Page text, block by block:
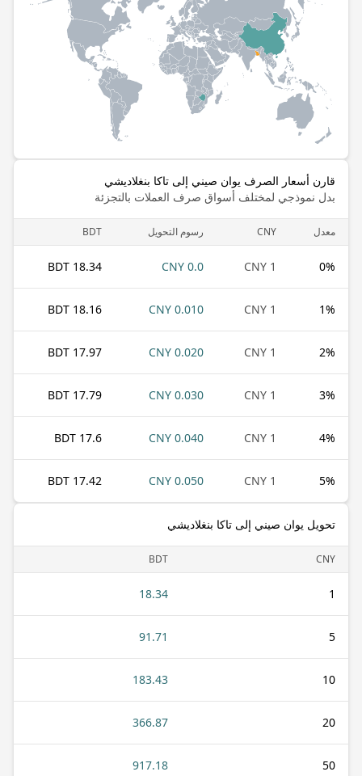
قارن أسعار الصرف يوان صيني إلى تاكا بنغلاديشي
بدل نموذجي لمختلف أسواق صرف العملات بالتجزئة
معدل CNY رسوم التحويل BDT
0%
1 CNY
0.0 CNY
18.34 BDT
1%
1 CNY
0.010 CNY
18.16 BDT
2%
1 CNY
0.020 CNY
17.97 BDT
3%
1 CNY
0.030 CNY
17.79 BDT
4%
1 CNY
0.040 CNY
17.6 BDT
5%
1 CNY
0.050 CNY
17.42 BDT
تحويل يوان صيني إلى تاكا بنغلاديشي
CNY
BDT
1
18.34
5
91.71
10
183.43
20
366.87
50
917.18